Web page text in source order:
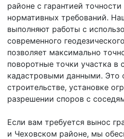
районе с гарантией
нормативных требований.
выполняют работы с
современного
позволяет максимально
поворотные точки участка в
кадастровыми данными. Это
строительстве, установке
разрешении споров с
Если вам требуется вынос
и Чеховском районе, мы